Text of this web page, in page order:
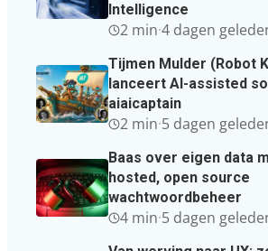
Intelligence
2 min·4 dagen
Tijmen Mulder (Robot
lanceert AI-assisted
aiaicaptain
2 min·5 dagen
Baas over eigen data
hosted, open source
wachtwoordbeheer
4 min·5 dagen